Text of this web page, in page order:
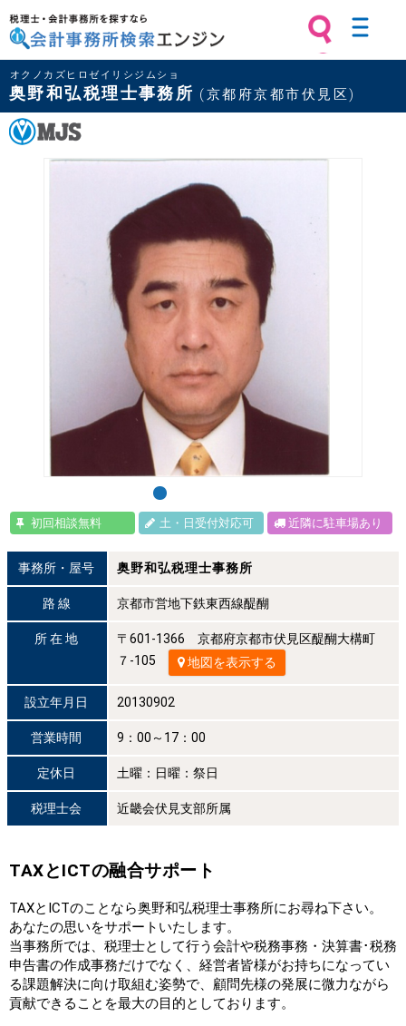
税理士・会計事務所を探すなら 会計
事務所検索エンジン
オクノカズヒロゼイリシジムショ
奥野和弘税理士事務所 (京都府京都市伏見区)
初回相談無料 土・日受付対応可 近隣に駐車場あり
事務所・屋号 奥野和弘税理士事務所
路 線 京都市営地下鉄東西線醍醐
所 在 地
〒601-1366 京都府京都市伏見区醍醐大構町
７-105
地図を表示する
設立年月日 20130902
営業時間 9：00～17：00
定休日 土曜：日曜：祭日
税理士会 近畿会伏見支部所属
TAXとICTの融合サポート
TAXとICTのことなら奥野和弘税理士事務所にお尋ね下さい。
あなたの思いをサポートいたします。
当事務所では、税理士として行う会計や税務事務・決算書･税務
申告書の作成事務だけでなく、経営者皆様がお持ちになってい
る課題解決に向け取組む姿勢で、顧問先様の発展に微力ながら
貢献できることを最大の目的としております。